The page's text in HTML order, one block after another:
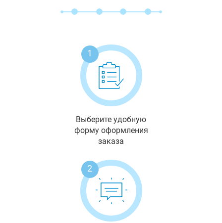
1
Выберите удобную
форму оформления
заказа
2